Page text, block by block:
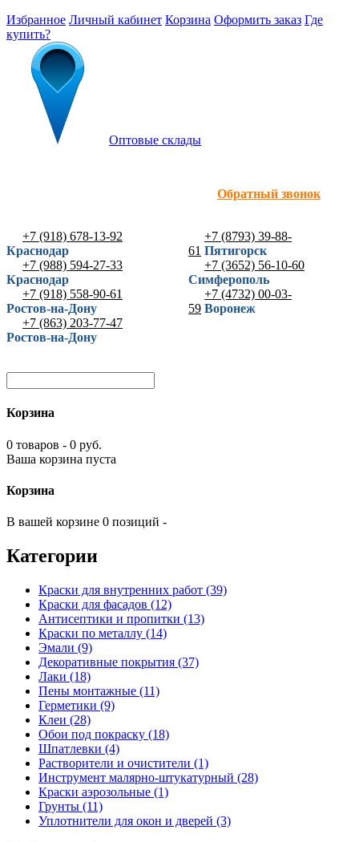
Избранное Личный кабинет Корзина Оформить заказ Где
купить?
Оптовые склады
Обратный звонок
+7 (918) 678-13-92
Краснодар
+7 (988) 594-27-33
Краснодар
+7 (918) 558-90-61
Ростов-на-Дону
+7 (863) 203-77-47
Ростов-на-Дону
+7 (8793) 39-88-
61 Пятигорск
+7 (3652) 56-10-60
Симферополь
+7 (4732) 00-03-
59 Воронеж
Корзина
0 товаров - 0 руб.
Ваша корзина пуста
Корзина
В вашей корзине 0 позиций -
Категории
Краски для внутренних работ (39)
Краски для фасадов (12)
Антисептики и пропитки (13)
Краски по металлу (14)
Эмали (9)
Декоративные покрытия (37)
Лаки (18)
Пены монтажные (11)
Герметики (9)
Клеи (28)
Обои под покраску (18)
Шпатлевки (4)
Растворители и очистители (1)
Инструмент малярно-штукатурный (28)
Краски аэрозольные (1)
Грунты (11)
Уплотнители для окон и дверей (3)